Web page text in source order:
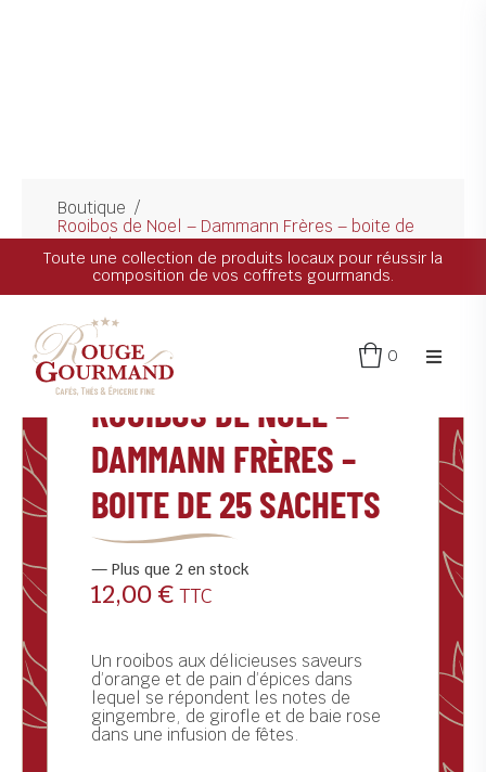
Toute une collection de produits locaux pour réussir la
composition de vos coffrets gourmands.
0
Boutique /
Rooibos de Noel – Dammann Frères – boite de
25 sachets
ROOIBOS
ROOIBOS DE NOEL –
DAMMANN FRÈRES –
BOITE DE 25 SACHETS
Plus que 2 en stock
12,00€ TTC
Un rooibos aux délicieuses saveurs
d’orange et de pain d’épices dans
lequel se répondent les notes de
gingembre, de girofle et de baie rose
dans une infusion de fêtes.